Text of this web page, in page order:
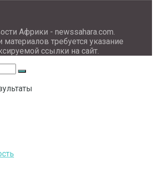
Африки - newssahara.com.
требуется указание
ссылки на сайт.